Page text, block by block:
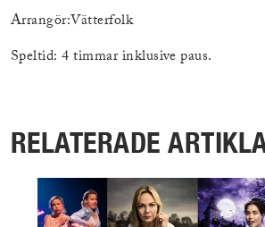
Arrangör:Vätterfolk
Speltid: 4 timmar inklusive paus.
RELATERADE